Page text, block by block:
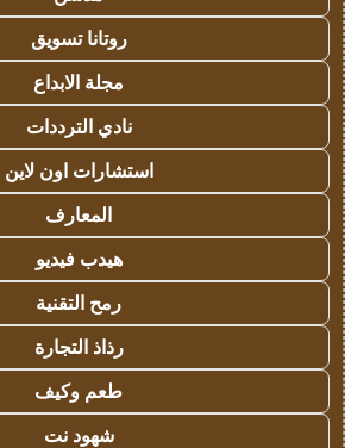
روتانا تسويق
مجلة الابداع
نادي الترددات
استشارات اون لاين
المعارف
هيدب فيديو
رمح التقنية
رذاذ التجارة
طعم وكيف
شهود نت